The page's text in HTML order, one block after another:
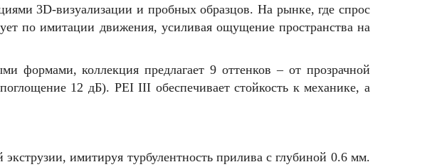
3D-визуализации и пробных образцов. На рынке, где спрос
по имитации движения, усиливая ощущение пространства на
формами, коллекция предлагает 9 оттенков – от прозрачной
12 дБ). PEI III обеспечивает стойкость к механике, а
имитируя турбулентность прилива с глубиной 0.6 мм.